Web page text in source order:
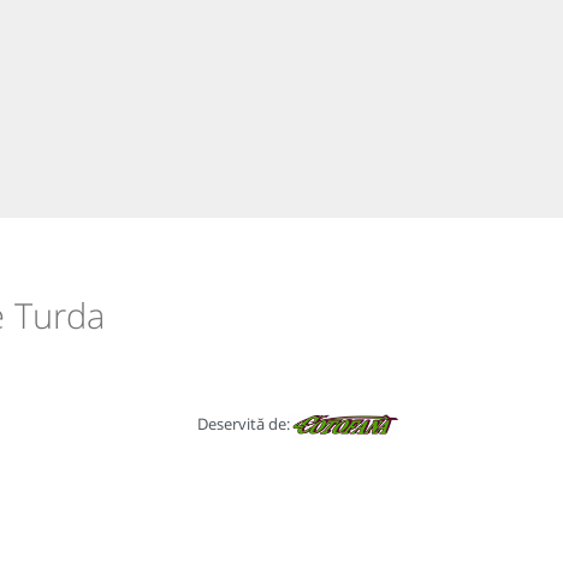
Turda
Deservită de: